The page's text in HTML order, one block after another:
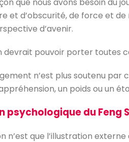
et d’obscurité, de force et
d’avenir.
devrait pouvoir porter toutes
n’est plus soutenu par
un poids ou un
psychologique du Feng
n’est que l’illustration